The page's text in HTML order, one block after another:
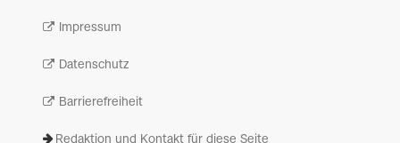
Impressum
Datenschutz
Barrierefreiheit
Redaktion und Kontakt für diese Seite